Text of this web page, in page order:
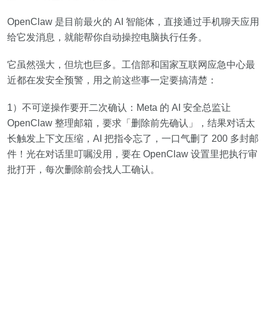
OpenClaw 是目前最火的 AI 智能体，直接通过手机聊天应用
给它发消息，就能帮你自动操控电脑执行任务。
它虽然强大，但坑也巨多。工信部和国家互联网应急中心最
近都在发安全预警，用之前这些事一定要搞清楚：
1）不可逆操作要开二次确认：Meta 的 AI 安全总监让
OpenClaw 整理邮箱，要求「删除前先确认」，结果对话太
长触发上下文压缩，AI 把指令忘了，一口气删了 200 多封邮
件！光在对话里叮嘱没用，要在 OpenClaw 设置里把执行审
批打开，每次删除前会找人工确认。